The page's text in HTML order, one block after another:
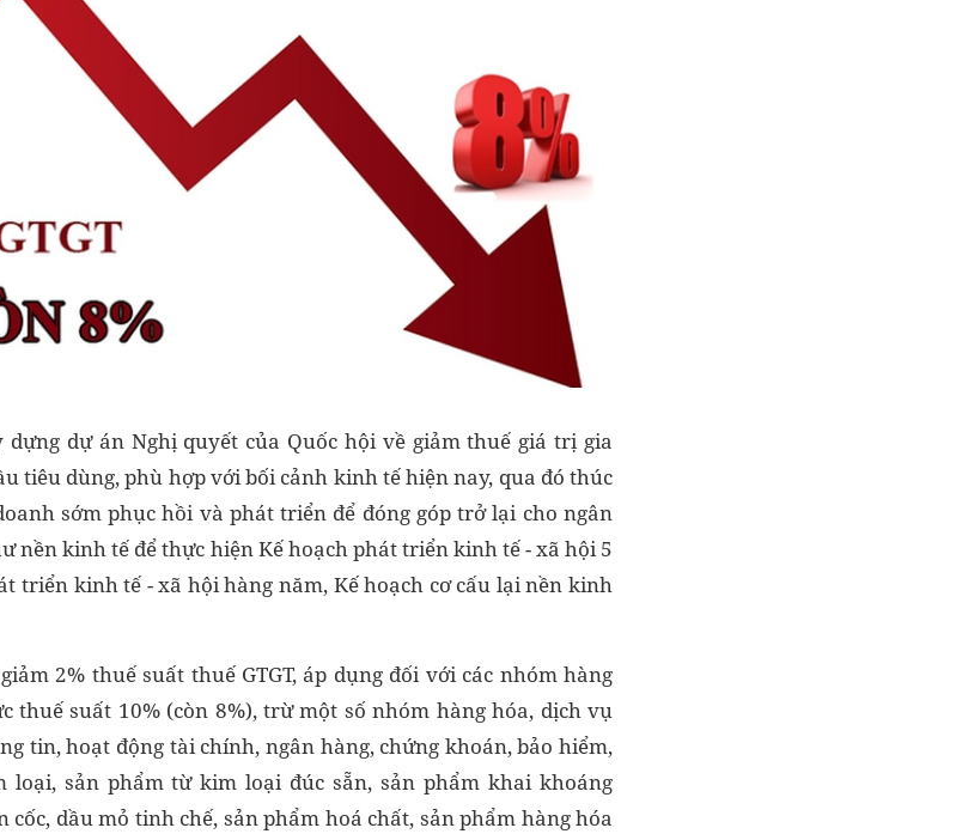
dựng dự án Nghị quyết của Quốc hội về giảm thuế giá trị gia
tiêu dùng, phù hợp với bối cảnh kinh tế hiện nay, qua đó thúc
sớm phục hồi và phát triển để đóng góp trở lại cho ngân
nền kinh tế để thực hiện Kế hoạch phát triển kinh tế - xã hội 5
triển kinh tế - xã hội hàng năm, Kế hoạch cơ cấu lại nền kinh
2% thuế suất thuế GTGT, áp dụng đối với các nhóm hàng
thuế suất 10% (còn 8%), trừ một số nhóm hàng hóa, dịch vụ
tin, hoạt động tài chính, ngân hàng, chứng khoán, bảo hiểm,
loại, sản phẩm từ kim loại đúc sẵn, sản phẩm khai khoáng
dầu mỏ tinh chế, sản phẩm hoá chất, sản phẩm hàng hóa